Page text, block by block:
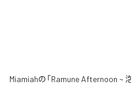
Miamiahの「Ramune Afternoon ~